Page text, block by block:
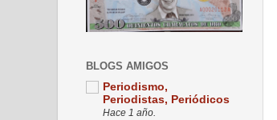
BLOGS AMIGOS
Periodismo,
Periodistas, Periódicos
Hace 1 año.